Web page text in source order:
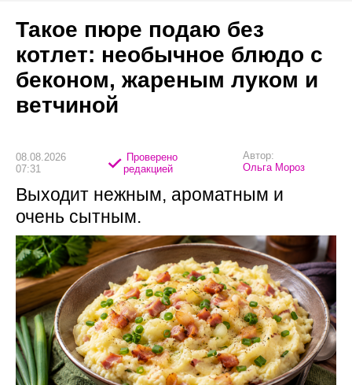
Такое пюре подаю без
котлет: необычное блюдо с
беконом, жареным луком и
ветчиной
08.08.2026
07:31
Проверено
редакцией
Автор:
Ольга Мороз
Выходит нежным, ароматным и
очень сытным.